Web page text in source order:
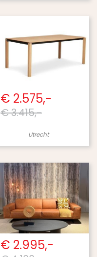
€ 2.575,-
€ 3.415,-
Utrecht
€ 2.995,-